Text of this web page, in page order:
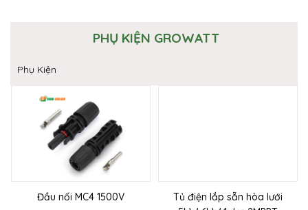
PHỤ KIỆN GROWATT
Phụ Kiện
Đầu nối MC4 1500V
Tủ điện lắp sẵn hòa lưới